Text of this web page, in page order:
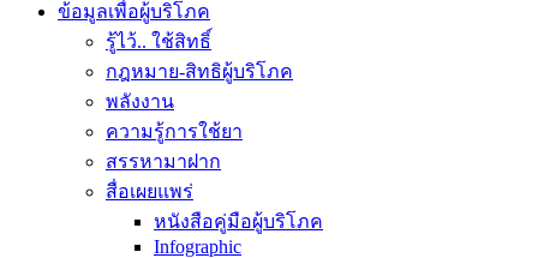
ข้อมูลเพื่อผู้บริโภค
รู้ไว้.. ใช้สิทธิ์
กฎหมาย-สิทธิผู้บริโภค
พลังงาน
ความรู้การใช้ยา
สรรหามาฝาก
สื่อเผยแพร่
หนังสือคู่มือผู้บริโภค
Infographic